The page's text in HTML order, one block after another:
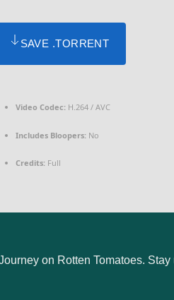
SAVE .TORRENT
Video Codec:H.264 / AVC
Includes Bloopers:No
Credits:Full
on Rotten Tomatoes.